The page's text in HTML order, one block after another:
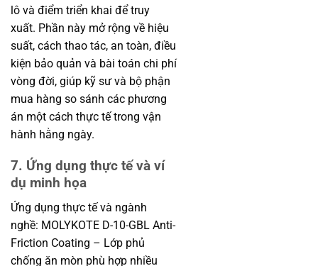
lô và điểm triển khai để truy
xuất. Phần này mở rộng về hiệu
suất, cách thao tác, an toàn, điều
kiện bảo quản và bài toán chi phí
vòng đời, giúp kỹ sư và bộ phận
mua hàng so sánh các phương
án một cách thực tế trong vận
hành hằng ngày.
7. Ứng dụng thực tế và ví
dụ minh họa
Ứng dụng thực tế và ngành
nghề: MOLYKOTE D-10-GBL Anti-
Friction Coating – Lớp phủ
chống ăn mòn phù hợp nhiều